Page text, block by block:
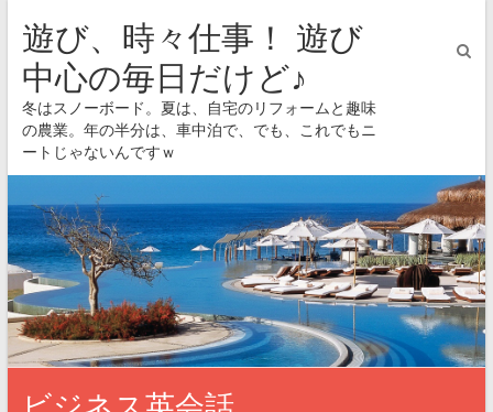
遊び、時々仕事！ 遊び
中心の毎日だけど♪
冬はスノーボード。夏は、自宅のリフォームと趣味
の農業。年の半分は、車中泊で、でも、これでもニ
ートじゃないんですｗ